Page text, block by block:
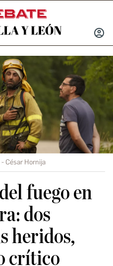
INICIAR
César Hornija
fuego en
dos
heridos,
crítico